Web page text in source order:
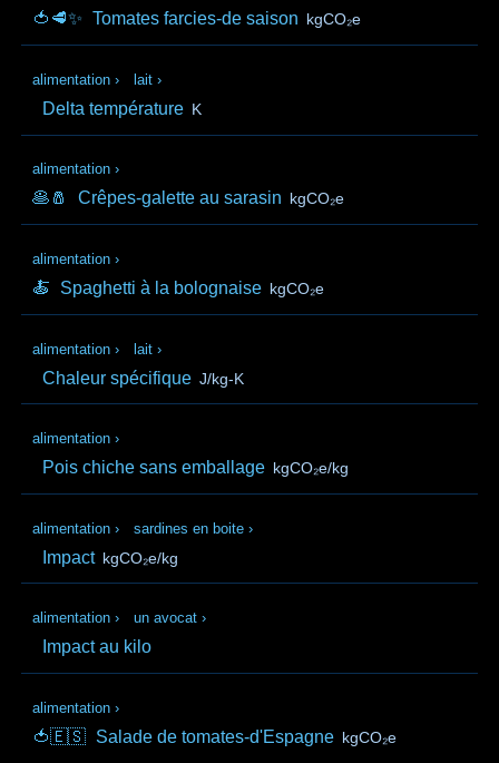
🍅🥩✨ Tomates farcies-de saison kgCO₂e
alimentation › lait ›
Delta température K
alimentation ›
🥞🧂 Crêpes-galette au sarasin kgCO₂e
alimentation ›
🍝 Spaghetti à la bolognaise kgCO₂e
alimentation › lait ›
Chaleur spécifique J/kg-K
alimentation ›
Pois chiche sans emballage kgCO₂e/kg
alimentation › sardines en boite ›
Impact kgCO₂e/kg
alimentation › un avocat ›
Impact au kilo
alimentation ›
🍅🇪🇸 Salade de tomates-d'Espagne kgCO₂e